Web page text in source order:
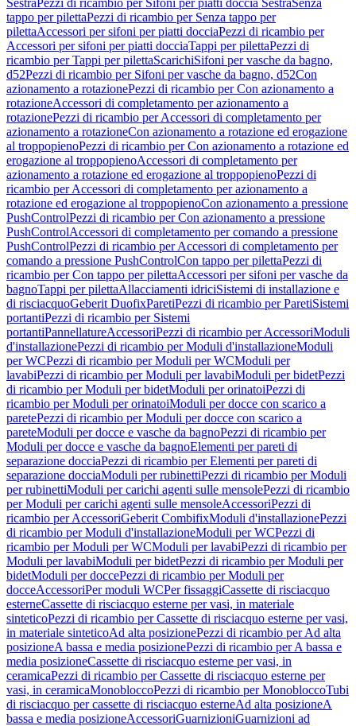
SestraPezzi di ricambio per Sifoni per piatti doccia SestraSenza
tappo per pilettaPezzi di ricambio per Senza tappo per
pilettaAccessori per sifoni per piatti docciaPezzi di ricambio per
Accessori per sifoni per piatti docciaTappi per pilettaPezzi di
ricambio per Tappi per pilettaScarichiSifoni per vasche da bagno,
d52Pezzi di ricambio per Sifoni per vasche da bagno, d52Con
azionamento a rotazionePezzi di ricambio per Con azionamento a
rotazioneAccessori di completamento per azionamento a
rotazionePezzi di ricambio per Accessori di completamento per
azionamento a rotazioneCon azionamento a rotazione ed erogazione
al troppopienoPezzi di ricambio per Con azionamento a rotazione ed
erogazione al troppopienoAccessori di completamento per
azionamento a rotazione ed erogazione al troppopienoPezzi di
ricambio per Accessori di completamento per azionamento a
rotazione ed erogazione al troppopienoCon azionamento a pressione
PushControlPezzi di ricambio per Con azionamento a pressione
PushControlAccessori di completamento per comando a pressione
PushControlPezzi di ricambio per Accessori di completamento per
comando a pressione PushControlCon tappo per pilettaPezzi di
ricambio per Con tappo per pilettaAccessori per sifoni per vasche da
bagnoTappi per pilettaAllacciamenti idriciSistemi di installazione e
di risciacquoGeberit DuofixParetiPezzi di ricambio per ParetiSistemi
portantiPezzi di ricambio per Sistemi
portantiPannellatureAccessoriPezzi di ricambio per AccessoriModuli
d'installazionePezzi di ricambio per Moduli d'installazioneModuli
per WCPezzi di ricambio per Moduli per WCModuli per
lavabiPezzi di ricambio per Moduli per lavabiModuli per bidetPezzi
di ricambio per Moduli per bidetModuli per orinatoiPezzi di
ricambio per Moduli per orinatoiModuli per docce con scarico a
paretePezzi di ricambio per Moduli per docce con scarico a
pareteModuli per docce e vasche da bagnoPezzi di ricambio per
Moduli per docce e vasche da bagnoElementi per pareti di
separazione docciaPezzi di ricambio per Elementi per pareti di
separazione docciaModuli per rubinettiPezzi di ricambio per Moduli
per rubinettiModuli per carichi agenti sulle mensolePezzi di ricambio
per Moduli per carichi agenti sulle mensoleAccessoriPezzi di
ricambio per AccessoriGeberit CombifixModuli d'installazionePezzi
di ricambio per Moduli d'installazioneModuli per WCPezzi di
ricambio per Moduli per WCModuli per lavabiPezzi di ricambio per
Moduli per lavabiModuli per bidetPezzi di ricambio per Moduli per
bidetModuli per doccePezzi di ricambio per Moduli per
docceAccessoriPer moduli WCPer fissaggiCassette di risciacquo
esterneCassette di risciacquo esterne per vasi, in materiale
sinteticoPezzi di ricambio per Cassette di risciacquo esterne per vasi,
in materiale sinteticoAd alta posizionePezzi di ricambio per Ad alta
posizioneA bassa e media posizionePezzi di ricambio per A bassa e
media posizioneCassette di risciacquo esterne per vasi, in
ceramicaPezzi di ricambio per Cassette di risciacquo esterne per
vasi, in ceramicaMonobloccoPezzi di ricambio per MonobloccoTubi
di risciacquo per cassette di risciacquo esterneAd alta posizioneA
bassa e media posizioneAccessoriGuarnizioniGuarnizioni ad